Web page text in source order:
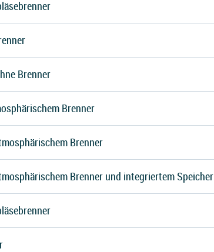
Brenner
Brenner
Brenner
Brenner und integriertem Speicher